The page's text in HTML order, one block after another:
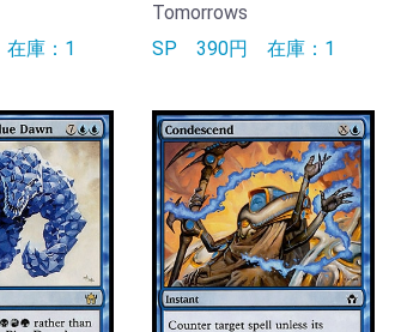
在庫：1
Tomorrows
SP390円在庫：1